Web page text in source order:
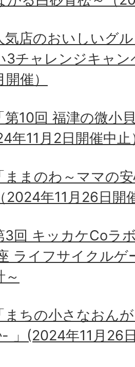
気店のおいしいグ
3チャレンジキャ
催）
第10回 福津の微小
年11月2日開催中止
ままのわ～ママの
2024年11月26日開
3回 キッカケCoラ
ライフサイクルゲ
～
まちの小さなおん
」(2024年11月26